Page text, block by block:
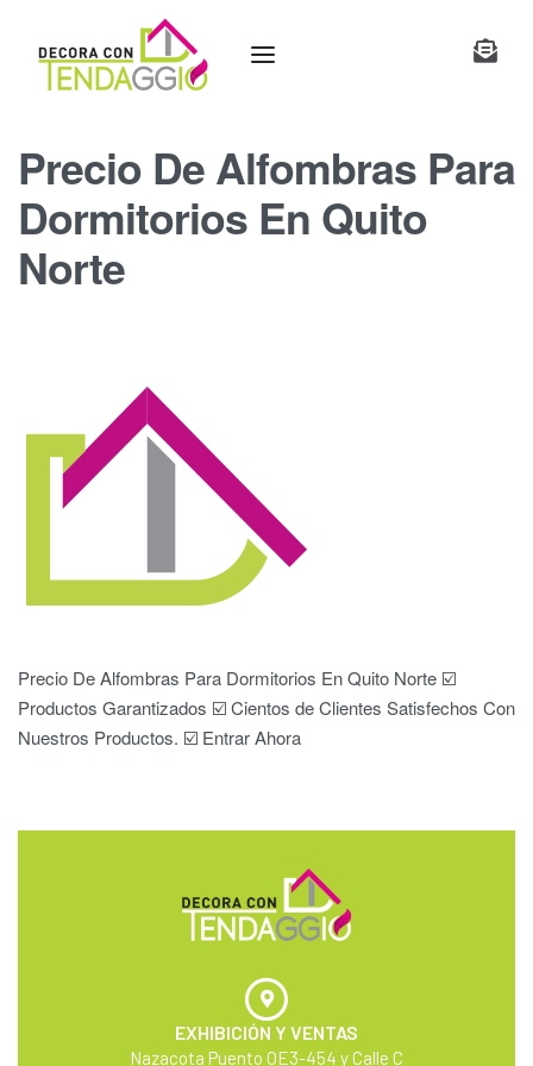
Precio De Alfombras Para
Dormitorios En Quito
Norte
Precio De Alfombras Para Dormitorios En Quito Norte ☑️
Productos Garantizados ☑️ Cientos de Clientes Satisfechos Con
Nuestros Productos. ☑️ Entrar Ahora
EXHIBICIÓN Y VENTAS
Nazacota Puento OE3-454 y Calle C